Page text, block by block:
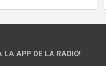
LA APP DE LA RADIO!